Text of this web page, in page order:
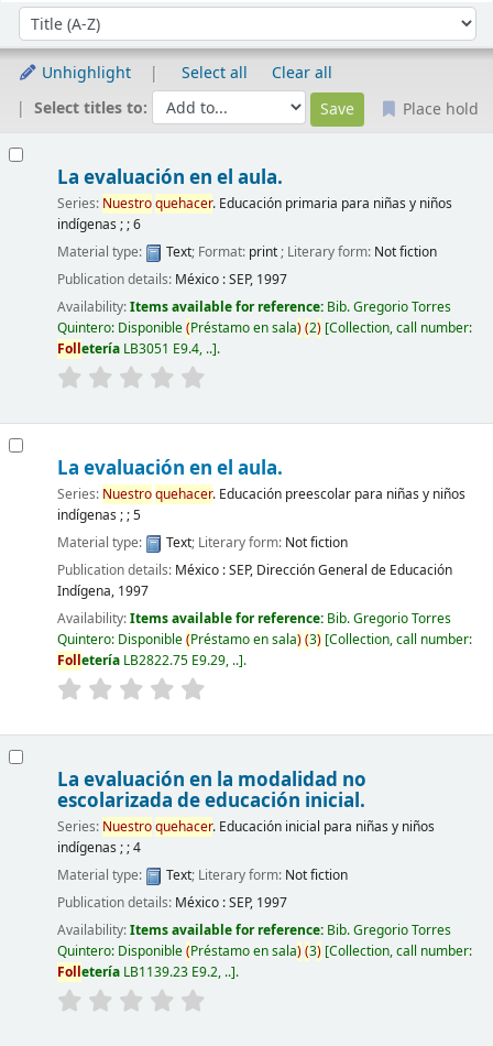
Sort by:
Unhighlight Select all
Clear all
Select titles to:
Place hold
La evaluación en el aula.
Series: Nuestroquehacer. Educación primaria para niñas y niños
indígenas ; ; 6
Material type:
Text; Format: print; Literary form: Not fiction
Publication details: México :SEP, 1997
Availability:Items available for reference: Bib. Gregorio Torres
Quintero: Disponible(Préstamo en sala)(2) Collection, call number:
Folletería LB3051 E9.4, .. .
La evaluación en el aula.
Series: Nuestroquehacer. Educación preescolar para niñas y niños
indígenas ; ; 5
Material type:
Text; Literary form: Not fiction
Publication details: México :SEP, Dirección General de Educación
Indígena, 1997
Availability:Items available for reference: Bib. Gregorio Torres
Quintero: Disponible(Préstamo en sala)(3) Collection, call number:
Folletería LB2822.75 E9.29, .. .
La evaluación en la modalidad no
escolarizada de educación inicial.
Series: Nuestroquehacer. Educación inicial para niñas y niños
indígenas ; ; 4
Material type:
Text; Literary form: Not fiction
Publication details: México :SEP, 1997
Availability:Items available for reference: Bib. Gregorio Torres
Quintero: Disponible(Préstamo en sala)(3) Collection, call number:
Folletería LB1139.23 E9.2, .. .